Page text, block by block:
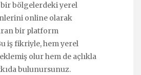
bölgelerdeki yerel
online olarak
bir platform
iş fikriyle, hem yerel
olur hem de açlıkla
bulunursunuz.